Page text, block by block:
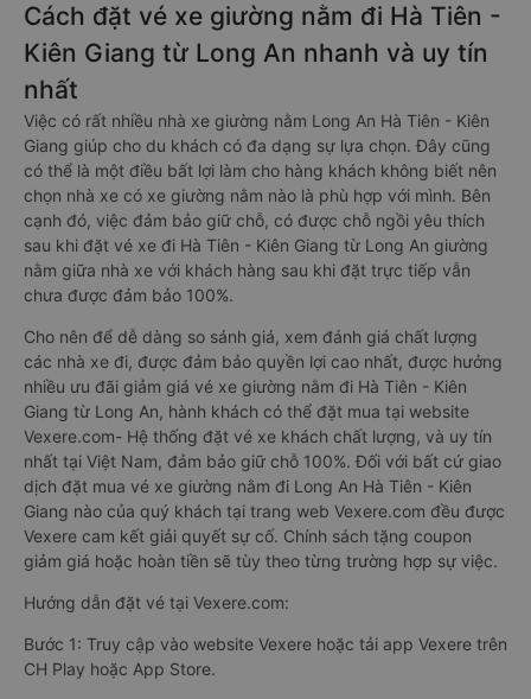
Cách đặt vé xe giường nằm đi Hà Tiên -
Kiên Giang từ Long An nhanh và uy tín
nhất
Việc có rất nhiều nhà xe giường nằm Long An Hà Tiên - Kiên
Giang giúp cho du khách có đa dạng sự lựa chọn. Đây cũng
có thể là một điều bất lợi làm cho hàng khách không biết nên
chọn nhà xe có xe giường nằm nào là phù hợp với mình. Bên
cạnh đó, việc đảm bảo giữ chỗ, có được chỗ ngồi yêu thích
sau khi đặt vé xe đi Hà Tiên - Kiên Giang từ Long An giường
nằm giữa nhà xe với khách hàng sau khi đặt trực tiếp vẫn
chưa được đảm bảo 100%.
Cho nên để dễ dàng so sánh giá, xem đánh giá chất lượng
các nhà xe đi, được đảm bảo quyền lợi cao nhất, được hưởng
nhiều ưu đãi giảm giá vé xe giường nằm đi Hà Tiên - Kiên
Giang từ Long An, hành khách có thể đặt mua tại website
Vexere.com- Hệ thống đặt vé xe khách chất lượng, và uy tín
nhất tại Việt Nam, đảm bảo giữ chỗ 100%. Đối với bất cứ giao
dịch đặt mua vé xe giường nằm đi Long An Hà Tiên - Kiên
Giang nào của quý khách tại trang web Vexere.com đều được
Vexere cam kết giải quyết sự cố. Chính sách tặng coupon
giảm giá hoặc hoàn tiền sẽ tùy theo từng trường hợp sự việc.
Hướng dẫn đặt vé tại Vexere.com:
Bước 1: Truy cập vào website Vexere hoặc tải app Vexere trên
CH Play hoặc App Store.